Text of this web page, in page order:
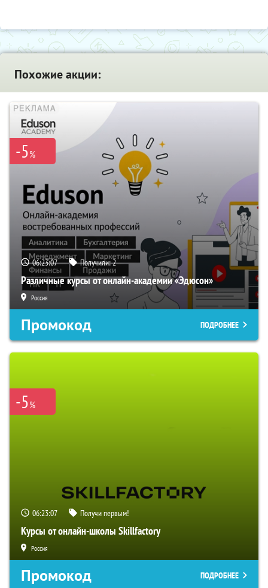
Похожие акции:
-5%
06:23:06 Получили:2
Различные курсы от онлайн-академии «Эдюсон»
Россия
Промокод ПОДРОБНЕЕ
-5%
06:23:06 Получи первым!
Курсы от онлайн-школы Skillfactory
Россия
Промокод ПОДРОБНЕЕ